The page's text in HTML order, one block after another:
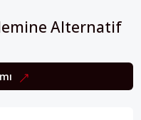
Alternatif